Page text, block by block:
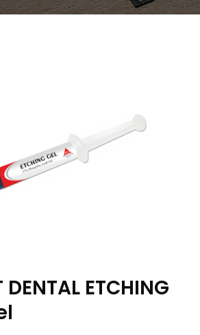
DENTAL ETCHING